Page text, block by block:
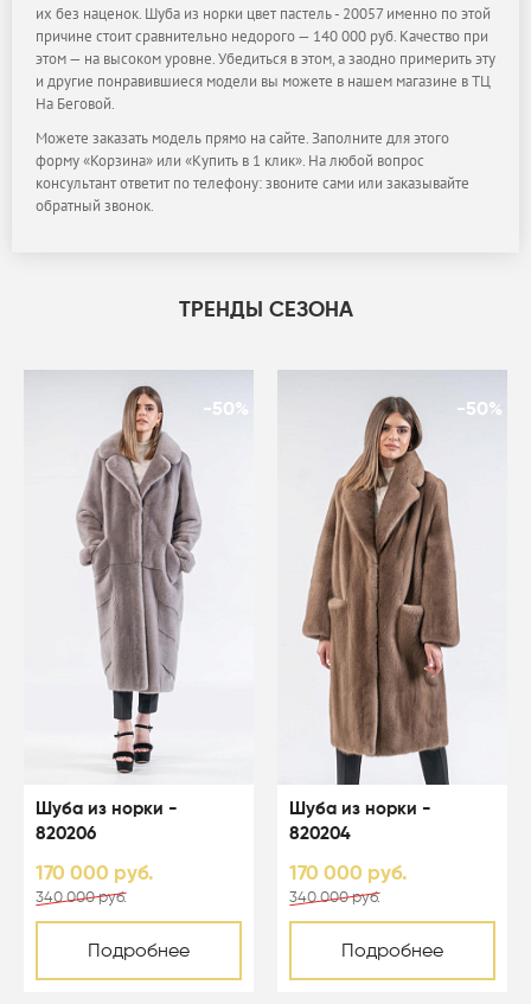
их без наценок. Шуба из норки цвет пастель - 20057 именно по этой
причине стоит сравнительно недорого — 140 000 руб. Качество при
этом — на высоком уровне. Убедиться в этом, а заодно примерить эту
и другие понравившиеся модели вы можете в нашем магазине в ТЦ
На Беговой.
Можете заказать модель прямо на сайте. Заполните для этого
форму «Корзина» или «Купить в 1 клик». На любой вопрос
консультант ответит по телефону: звоните сами или заказывайте
обратный звонок.
ТРЕНДЫ СЕЗОНА
-50%
Шуба из норки -
820206
170 000 руб.
340 000 руб.
Подробнее
-50%
Шуба из норки -
820204
170 000 руб.
340 000 руб.
Подробнее